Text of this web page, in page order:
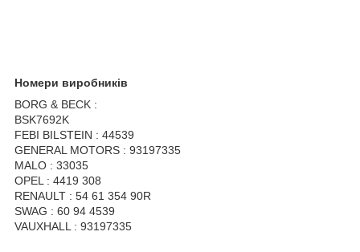
Номери виробників
BORG & BECK :
BSK7692K
FEBI BILSTEIN : 44539
GENERAL MOTORS : 93197335
MALO : 33035
OPEL : 4419 308
RENAULT : 54 61 354 90R
SWAG : 60 94 4539
VAUXHALL : 93197335